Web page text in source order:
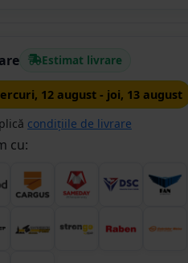
Estimat livrare
12 august - joi, 13 august
condițiile de livrare
cu: